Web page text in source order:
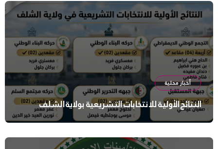
أخبار محلية
النتائج الأولية للانتخابات التشريعية بولاية الشلف